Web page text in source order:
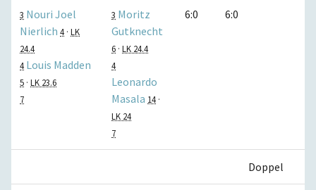
3 Nouri Joel
Nierlich 4 · LK
24.4
4 Louis Madden
5 · LK 23.6
7
3 Moritz
Gutknecht
6 · LK 24.4
4
Leonardo
Masala 14 ·
LK 24
7
6:0 6:0
Doppel